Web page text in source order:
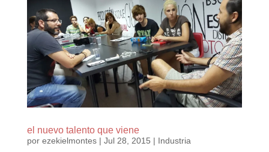
el nuevo talento que viene
por ezekielmontes| Jul 28, 2015 | Industria